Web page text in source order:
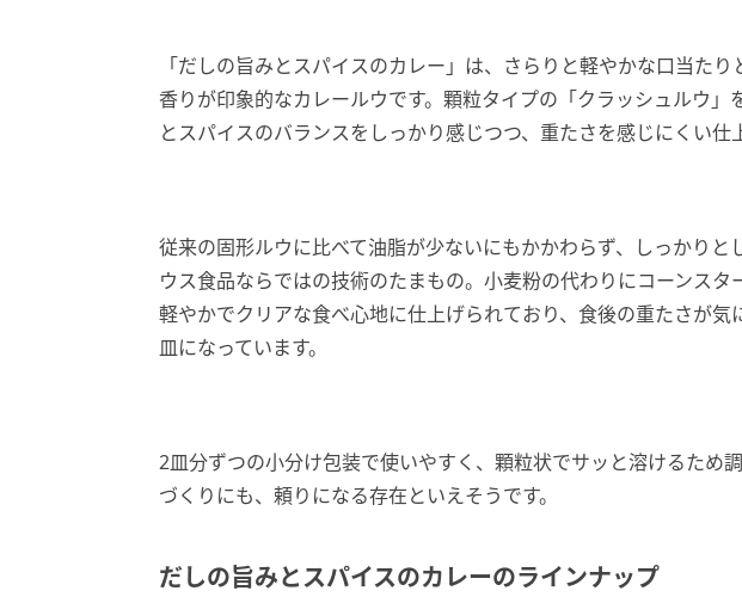
「だしの旨みとスパイスのカレー」は、さらりと軽やかな口当た
香りが印象的なカレールウです。顆粒タイプの「クラッシュルウ」
とスパイスのバランスをしっかり感じつつ、重たさを感じにくい仕
従来の固形ルウに比べて油脂が少ないにもかかわらず、しっかりと
ウス食品ならではの技術のたまもの。小麦粉の代わりにコーンスタ
軽やかでクリアな食べ心地に仕上げられており、食後の重たさが
皿になっています。
2皿分ずつの小分け包装で使いやすく、顆粒状でサッと溶けるため
づくりにも、頼りになる存在といえそうです。
だしの旨みとスパイスのカレーのラインナップ